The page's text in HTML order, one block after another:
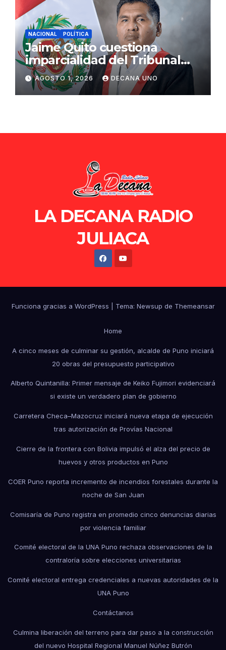
NACIONAL POLÍTICA
Jaime Quito cuestiona
imparcialidad del Tribunal
Constitucional tras liberación
de Ollanta Humala
AGOSTO 1, 2026 DECANA UNO
LA DECANA RADIO
JULIACA
Funciona gracias a WordPress Tema: Newsup de Themeansar
Home
A cinco meses de culminar su gestión, alcalde de Puno iniciará
20 obras del presupuesto participativo
Alberto Quintanilla: Primer mensaje de Keiko Fujimori evidenciará
si existe un verdadero plan de gobierno
Carretera Checa–Mazocruz iniciará nueva etapa de ejecución
tras autorización de Provías Nacional
Cierre de la frontera con Bolivia impulsó el alza del precio de
huevos y otros productos en Puno
COER Puno reporta incremento de incendios forestales durante la
noche de San Juan
Comisaría de Puno registra en promedio cinco denuncias diarias
por violencia familiar
Comité electoral de la UNA Puno rechaza observaciones de la
contraloría sobre elecciones universitarias
Comité electoral entrega credenciales a nuevas autoridades de la
UNA Puno
Contáctanos
Culmina liberación del terreno para dar paso a la construcción
del nuevo Hospital Regional Manuel Núñez Butrón